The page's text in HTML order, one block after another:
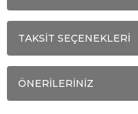
TAKSİT SEÇENEKLERİ
ÖNERİLERİNİZ